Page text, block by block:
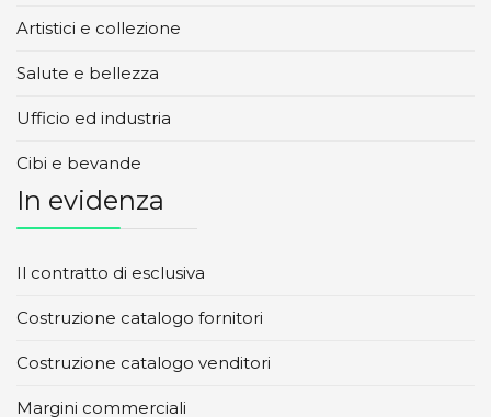
Artistici e collezione
Salute e bellezza
Ufficio ed industria
Cibi e bevande
In evidenza
Il contratto di esclusiva
Costruzione catalogo fornitori
Costruzione catalogo venditori
Margini commerciali